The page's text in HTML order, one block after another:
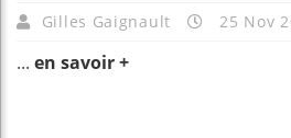
Gilles Gaignault 25 Nov
... en savoir +